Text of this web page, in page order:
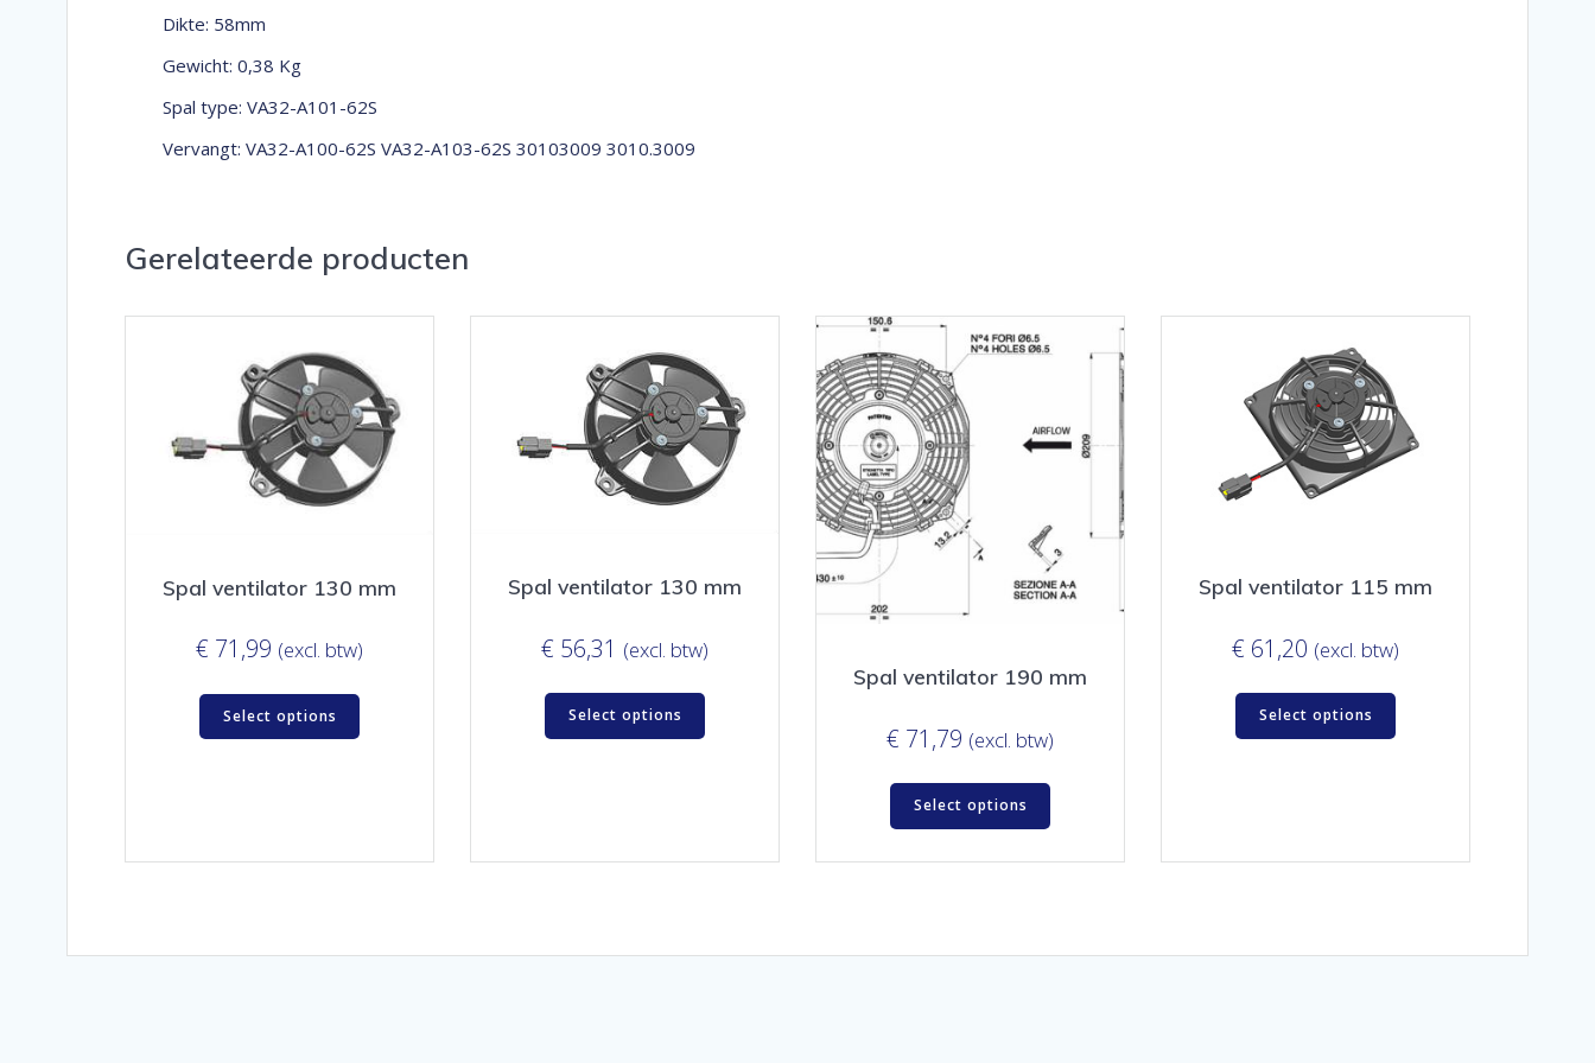
Dikte: 58mm
Gewicht: 0,38 Kg
Spal type: VA32-A101-62S
Vervangt: VA32-A100-62S VA32-A103-62S 30103009 3010.3009
Gerelateerde producten
Spal ventilator 130 mm
€ 71,99 (excl. btw)
Select options
Spal ventilator 130 mm
€ 56,31 (excl. btw)
Select options
Spal ventilator 190 mm
€ 71,79 (excl. btw)
Select options
Spal ventilator 115 mm
€ 61,20 (excl. btw)
Select options